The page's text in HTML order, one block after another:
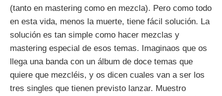
(tanto en mastering como en mezcla). Pero como todo
en esta vida, menos la muerte, tiene fácil solución. La
solución es tan simple como hacer mezclas y
mastering especial de esos temas. Imaginaos que os
llega una banda con un álbum de doce temas que
quiere que mezcléis, y os dicen cuales van a ser los
tres singles que tienen previsto lanzar. Muestro